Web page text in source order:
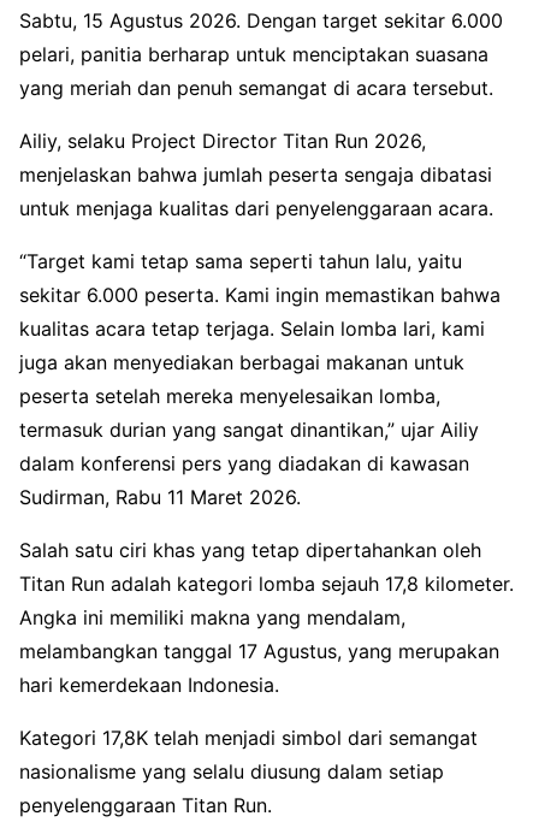
Sabtu, 15 Agustus 2026. Dengan target sekitar 6.000
pelari, panitia berharap untuk menciptakan suasana
yang meriah dan penuh semangat di acara tersebut.
Ailiy, selaku Project Director Titan Run 2026,
menjelaskan bahwa jumlah peserta sengaja dibatasi
untuk menjaga kualitas dari penyelenggaraan acara.
“Target kami tetap sama seperti tahun lalu, yaitu
sekitar 6.000 peserta. Kami ingin memastikan bahwa
kualitas acara tetap terjaga. Selain lomba lari, kami
juga akan menyediakan berbagai makanan untuk
peserta setelah mereka menyelesaikan lomba,
termasuk durian yang sangat dinantikan,” ujar Ailiy
dalam konferensi pers yang diadakan di kawasan
Sudirman, Rabu 11 Maret 2026.
Salah satu ciri khas yang tetap dipertahankan oleh
Titan Run adalah kategori lomba sejauh 17,8 kilometer.
Angka ini memiliki makna yang mendalam,
melambangkan tanggal 17 Agustus, yang merupakan
hari kemerdekaan Indonesia.
Kategori 17,8K telah menjadi simbol dari semangat
nasionalisme yang selalu diusung dalam setiap
penyelenggaraan Titan Run.